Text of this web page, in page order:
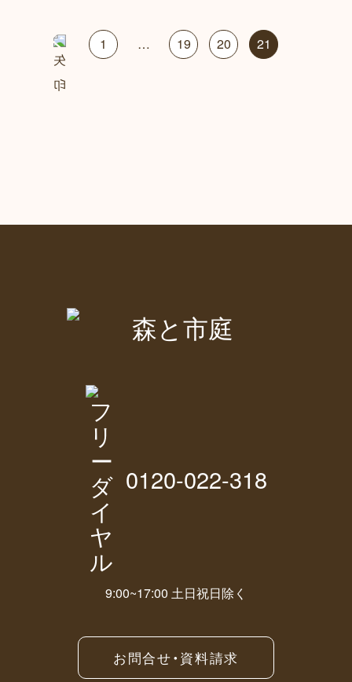
1 … 19 20 21
0120-022-318
9:00~17:00 土日祝日除く
お問合せ・資料請求